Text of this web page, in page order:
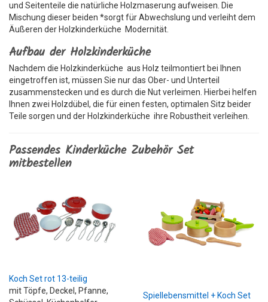
und Seitenteile die natürliche Holzmaserung aufweisen. Die
Mischung dieser beiden *sorgt für Abwechslung und verleiht dem
Äußeren der Holzkinderküche Modernität.
Aufbau der Holzkinderküche
Nachdem die Holzkinderküche aus Holz teilmontiert bei Ihnen
eingetroffen ist, müssen Sie nur das Ober- und Unterteil
zusammenstecken und es durch die Nut verleimen. Hierbei helfen
Ihnen zwei Holzdübel, die für einen festen, optimalen Sitz beider
Teile sorgen und der Holzkinderküche ihre Robustheit verleihen.
Passendes Kinderküche Zubehör Set
mitbestellen
Koch Set rot 13-teilig
mit Töpfe, Deckel, Pfanne,
Spiellebensmittel + Koch Set